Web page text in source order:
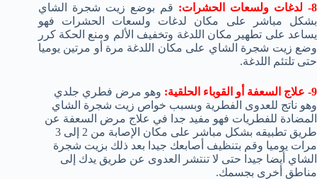
8- لدغات ولسعات الحشرات:
قم بوضع زيت شجرة الشاي
بشكل مباشر على مكان لدغات ولسعات الحشرات فهو
يساعد على تطهير مكان اللدغة وتخفيف الألم ومنع الحكة كرر
وضع زيت شجرة الشاي على مكان اللدغة مرة أو مرتين يوميا
حتى تلتئم اللدغة.
9- علاج السعفة أو القوباء الحلقية:
وهو مرض فطري جلدي
وهو ناتج للعدوى الفطرية وبسبب خواص زيت شجرة الشاي
المضادة للفطريات فهو مفيد جدا في علاج مرض السعفة عن
طريق تطبيقه بشكل مباشر على مكان الإصابة من 2 إلى 3
مرات يوميا وقم بتنظيف أصابعك جيدا بعد ذلك بزيت شجرة
الشاي أيضا جيدا حتى لا تنتشر العدوى عن طريق يدك إلى
مناطق أخرى بجسمك.